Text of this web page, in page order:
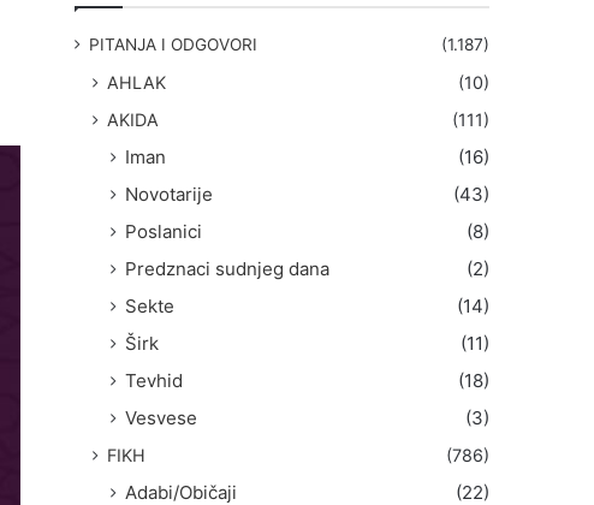
PITANJA I ODGOVORI (1.187)
AHLAK
(10)
AKIDA
(111)
Iman
(16)
Novotarije
(43)
Poslanici
(8)
Predznaci sudnjeg dana
(2)
Sekte
(14)
Širk
(11)
Tevhid
(18)
Vesvese
(3)
FIKH (786)
Adabi/Običaji
(22)